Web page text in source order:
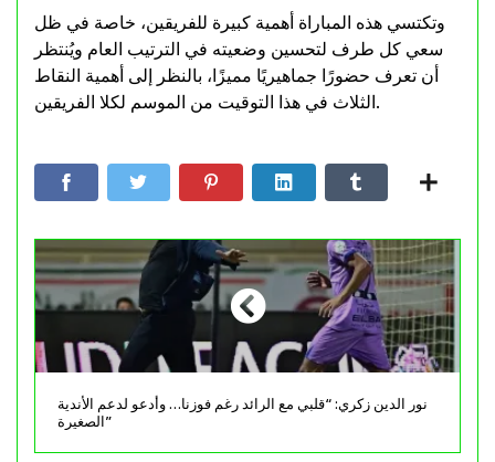
وتكتسي هذه المباراة أهمية كبيرة للفريقين، خاصة في ظل
سعي كل طرف لتحسين وضعيته في الترتيب العام ويُنتظر
أن تعرف حضورًا جماهيريًا مميزًا، بالنظر إلى أهمية النقاط
الثلاث في هذا التوقيت من الموسم لكلا الفريقين.
نور الدين زكري: “قلبي مع الرائد رغم فوزنا… وأدعو لدعم الأندية
الصغيرة”